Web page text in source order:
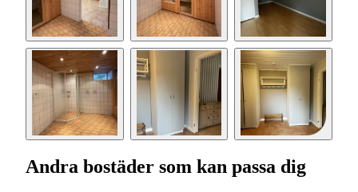
Andra bostäder som kan passa dig